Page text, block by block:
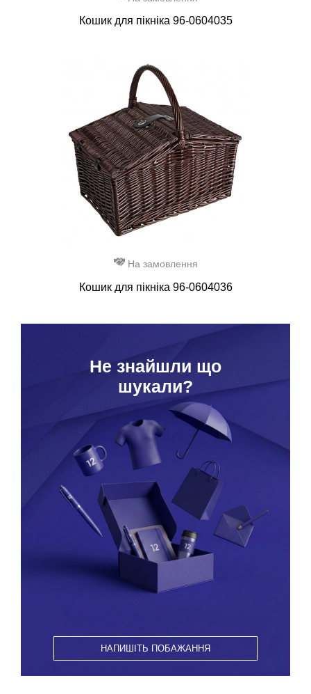
Кошик для пікніка 96-0604035
На замовлення
Кошик для пікніка 96-0604036
Hе знайшли що
шукали?
НАПИШІТЬ ПОБАЖАННЯ